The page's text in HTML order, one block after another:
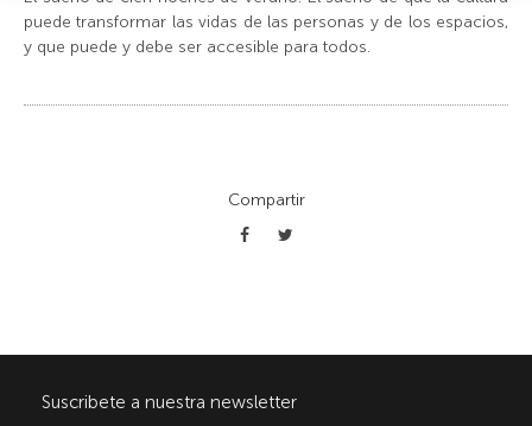
puede transformar las vidas de las personas y de los espacios,
y que puede y debe ser accesible para todos.
Compartir
Suscribete a nuestra newsletter